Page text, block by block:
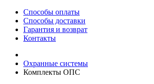
Способы оплаты
Способы доставки
Гарантия и возврат
Контакты
Охранные системы
Комплекты ОПС